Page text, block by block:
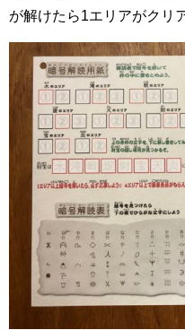
が解けたら1エリアがクリ